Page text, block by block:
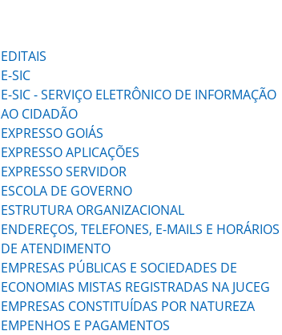
EDITAIS
E-SIC
E-SIC - SERVIÇO ELETRÔNICO DE INFORMAÇÃO
AO CIDADÃO
EXPRESSO GOIÁS
EXPRESSO APLICAÇÕES
EXPRESSO SERVIDOR
ESCOLA DE GOVERNO
ESTRUTURA ORGANIZACIONAL
ENDEREÇOS, TELEFONES, E-MAILS E HORÁRIOS
DE ATENDIMENTO
EMPRESAS PÚBLICAS E SOCIEDADES DE
ECONOMIAS MISTAS REGISTRADAS NA JUCEG
EMPRESAS CONSTITUÍDAS POR NATUREZA
EMPENHOS E PAGAMENTOS